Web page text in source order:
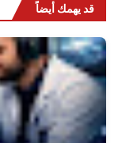
قد يهمك أيضاً